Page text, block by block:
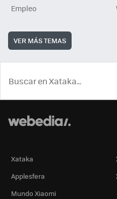
Empleo
VER MÁS TEMAS
Xataka
Applesfera
Mundo Xiaomi